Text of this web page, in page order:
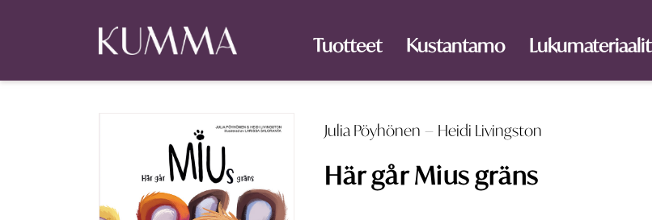
Tuotteet Kustantamo Lukumateriaalit
Julia Pöyhönen – Heidi Livingston
Här går Mius gräns